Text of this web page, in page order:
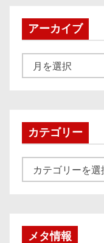
アーカイブ
ー
ブカテゴリー
テ
メタ情報